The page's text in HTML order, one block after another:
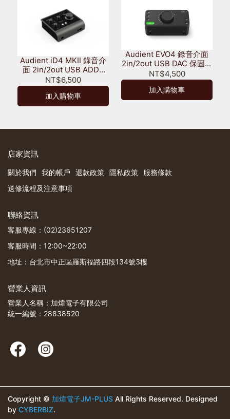
Audient iD4 MKII 錄音介
面 2in/2out USB ADDA
DAC USB-C 保固三年
NT$6,500
加入購物車
Audient EVO4 錄音介面
2in/2out USB DAC 保固三
年
NT$4,500
加入購物車
店家資訊
關於我們 我的帳戶 退款政策 隱私政策
服務條款
送修流程及注意事項
聯絡資訊
客服專線：(02)23651207
客服時間：12:00~22:00
地址：台北市中正區羅斯福路四段134號3樓
營業人資訊
營業人名稱：加煒電子有限公司
統一編號：28838520
Copyright © 加煒電子JM-PLUS All Rights Reserved. Designed
by CYBERBIZ.